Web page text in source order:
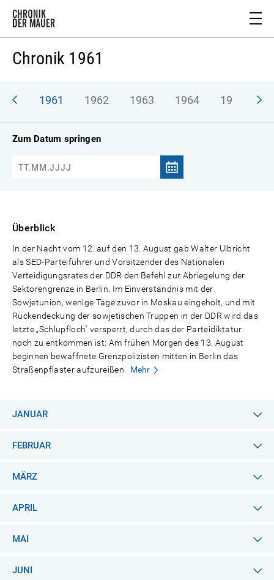
Chronik 1961
1961 1962 1963 1964 1965
Zum Datum springen
Überblick
In der Nacht vom 12. auf den 13. August gab Walter Ulbricht
als SED-Parteiführer und Vorsitzender des Nationalen
Verteidigungsrates der DDR den Befehl zur Abriegelung der
Sektorengrenze in Berlin. Im Einverständnis mit der
Sowjetunion, wenige Tage zuvor in Moskau eingeholt, und mit
Rückendeckung der sowjetischen Truppen in der DDR wird das
letzte „Schlupfloch" versperrt, durch das der Parteidiktatur
noch zu entkommen ist: Am frühen Morgen des 13. August
beginnen bewaffnete Grenzpolizisten mitten in Berlin das
Straßenpflaster aufzureißen.
Mehr
JANUAR
FEBRUAR
MÄRZ
APRIL
MAI
JUNI